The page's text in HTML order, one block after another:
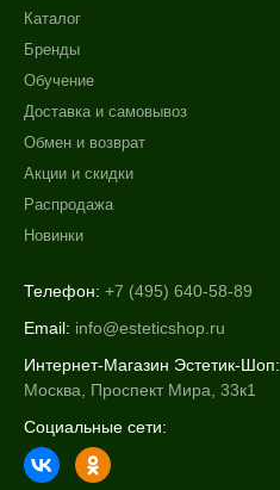
Каталог
Бренды
Обучение
Доставка и самовывоз
Обмен и возврат
Акции и скидки
Распродажа
Новинки
Телефон: +7 (495) 640-58-89
Email: info@esteticshop.ru
Интернет-Магазин Эстетик-Шоп:
Москва, Проспект Мира, 33к1
Социальные сети: